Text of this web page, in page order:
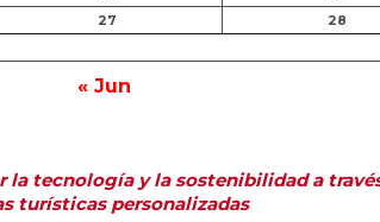
27 28
« Jun
la tecnología y la sostenibilidad a
turísticas personalizadas